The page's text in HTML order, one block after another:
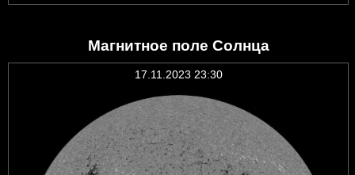
Магнитное поле Солнца
17.11.2023 23:30